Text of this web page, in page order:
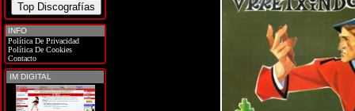
INFO
Política De Privacidad
Política De Cookies
Contacto
IM DIGITAL